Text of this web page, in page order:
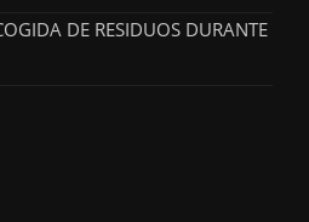
DE RESIDUOS DURANTE